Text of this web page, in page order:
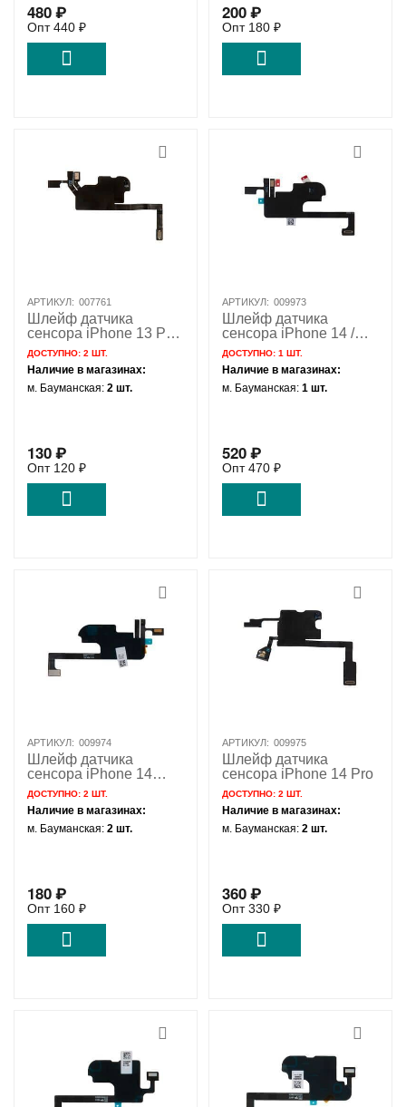
480₽
Опт440 ₽
200₽
Опт 180 ₽
АРТИКУЛ: 007761
Шлейф датчика
сенсора iPhone 13 Pro
/ 821-03350
ДОСТУПНО:2 ШТ.
Наличие в магазинах:
м. Бауманская:2 шт.
130₽
Опт 120 ₽
АРТИКУЛ: 009973
Шлейф датчика
сенсора iPhone 14 /
821-03786-03
ДОСТУПНО:1 ШТ.
Наличие в магазинах:
м. Бауманская:1 шт.
520₽
Опт470 ₽
АРТИКУЛ: 009974
Шлейф датчика
сенсора iPhone 14
Plus
ДОСТУПНО:2 ШТ.
Наличие в магазинах:
м. Бауманская:2 шт.
180₽
Опт 160 ₽
АРТИКУЛ: 009975
Шлейф датчика
сенсора iPhone 14 Pro
ДОСТУПНО:2 ШТ.
Наличие в магазинах:
м. Бауманская:2 шт.
360₽
Опт330 ₽